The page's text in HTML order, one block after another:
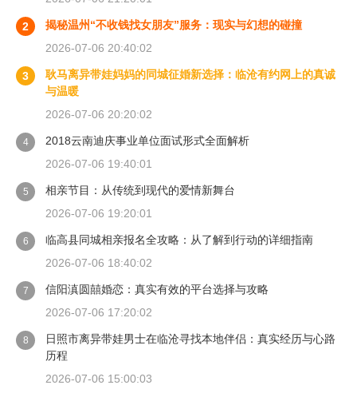
2
揭秘温州“不收钱找女朋友”服务：现实与幻想的碰撞
2026-07-06 20:40:02
3
耿马离异带娃妈妈的同城征婚新选择：临沧有约网上的真诚
与温暖
2026-07-06 20:20:02
4
2018云南迪庆事业单位面试形式全面解析
2026-07-06 19:40:01
5
相亲节目：从传统到现代的爱情新舞台
2026-07-06 19:20:01
6
临高县同城相亲报名全攻略：从了解到行动的详细指南
2026-07-06 18:40:02
7
信阳滇圆囍婚恋：真实有效的平台选择与攻略
2026-07-06 17:20:02
8
日照市离异带娃男士在临沧寻找本地伴侣：真实经历与心路
历程
2026-07-06 15:00:03